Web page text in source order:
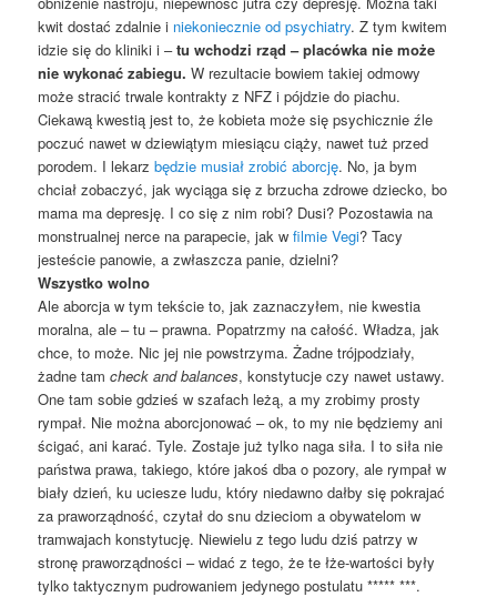
kwit dostać zdalnie i niekoniecznie od psychiatry. Z tym kwitem
idzie się do kliniki i –tu wchodzi rząd – placówka nie może
nie wykonać zabiegu.W rezultacie bowiem takiej odmowy
może stracić trwale kontrakty z NFZ i pójdzie do piachu.
Ciekawą kwestią jest to, że kobieta może się psychicznie źle
poczuć nawet w dziewiątym miesiącu ciąży, nawet tuż przed
porodem. I lekarzbędzie musiał zrobić aborcję. No, ja bym
chciał zobaczyć, jak wyciąga się z brzucha zdrowe dziecko, bo
mama ma depresję. I co się z nim robi? Dusi? Pozostawia na
monstrualnej nerce na parapecie, jak wfilmie Vegi? Tacy
jesteście panowie, a zwłaszcza panie, dzielni?
Wszystko wolno
Ale aborcja w tym tekście to, jak zaznaczyłem, nie kwestia
moralna, ale – tu – prawna. Popatrzmy na całość. Władza, jak
chce, to może. Nic jej nie powstrzyma. Żadne trójpodziały,
żadne tamcheck and balances, konstytucje czy nawet ustawy.
One tam sobie gdzieś w szafach leżą, a my zrobimy prosty
rympał. Nie można aborcjonować – ok, to my nie będziemy ani
ścigać, ani karać. Tyle. Zostaje już tylko naga siła. I to siła nie
państwa prawa, takiego, które jakoś dba o pozory, ale rympał w
biały dzień, ku uciesze ludu, który niedawno dałby się pokrajać
za praworządność, czytał do snu dzieciom a obywatelom w
tramwajach konstytucję. Niewielu z tego ludu dziś patrzy w
stronę praworządności – widać z tego, że te łże-wartości były
tylko taktycznym pudrowaniem jedynego postulatu ***** ***.